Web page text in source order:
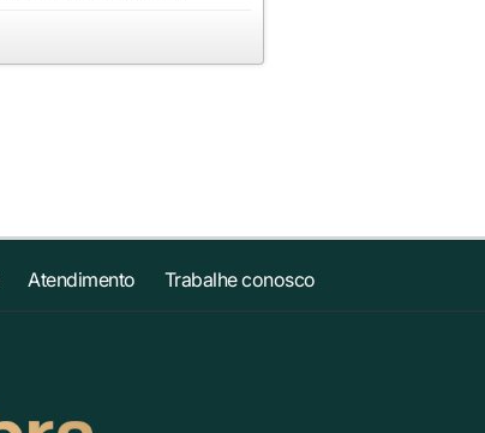
Atendimento Trabalhe conosco